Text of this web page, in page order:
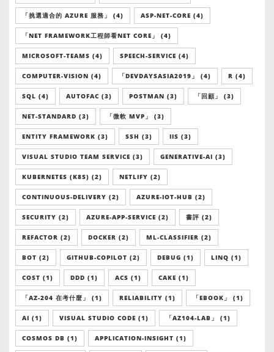
「挑選適合的 AZURE 服務」 (4) ASP-NET-CORE (4)
「NET FRAMEWORK工程師看NET CORE」 (4)
MICROSOFT-TEAMS (4) SPEECH-SERVICE (4)
COMPUTER-VISION (4) 「DEVDAYSASIA2019」 (4) R (4)
SQL (4) AUTOFAC (3) POSTMAN (3) 「回顧」 (3)
NET-STANDARD (3) 「微軟 MVP」 (3)
ENTITY FRAMEWORK (3) SSH (3) IIS (3)
VISUAL STUDIO TEAM SERVICE (3) GENERATIVE-AI (3)
KUBERNETES (K8S) (2) NETLIFY (2)
CONTINUOUS-DELIVERY (2) AZURE-IOT-HUB (2)
SECURITY (2) AZURE-APP-SERVICE (2) 書評 (2)
REFACTOR (2) DOCKER (2) ML-CLASSIFIER (2)
BOT (2) GITHUB-COPILOT (2) DEBUG (1) LINQ (1)
COST (1) DDD (1) ACS (1) CAKE (1)
「AZ-204 在考什麼」 (1) RELIABILITY (1) 「EBOOK」 (1)
AI (1) VISUAL STUDIO CODE (1) 「AZ104-LAB」 (1)
COSMOS DB (1) APPLICATION-INSIGHT (1)